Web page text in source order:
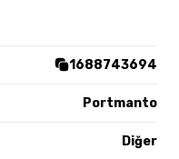
1688743694
Portmanto
Diğer